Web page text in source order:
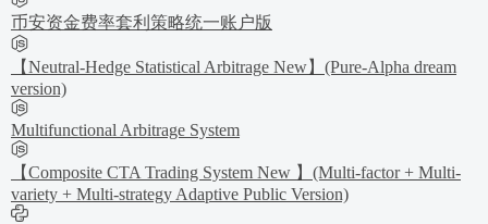
币安资金费率套利策略统一账户版
【Neutral-Hedge Statistical Arbitrage New】(Pure-Alpha dream
version)
Multifunctional Arbitrage System
【Composite CTA Trading System New 】(Multi-factor + Multi-
variety + Multi-strategy Adaptive Public Version)